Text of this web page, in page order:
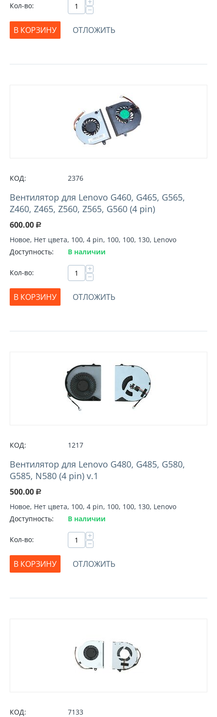
Кол-во:
−
В КОРЗИНУ
ОТЛОЖИТЬ
КОД: 2376
Вентилятор для Lenovo G460, G465, G565,
Z460, Z465, Z560, Z565, G560 (4 pin)
600.00 Р
Новое, Нет цвета, 100, 4 pin, 100, 100, 130, Lenovo
Доступность:
В наличии
Кол-во: +
−
В КОРЗИНУ
ОТЛОЖИТЬ
КОД: 1217
Вентилятор для Lenovo G480, G485, G580,
G585, N580 (4 pin) v.1
500.00 Р
Новое, Нет цвета, 100, 4 pin, 100, 100, 130, Lenovo
Доступность:
В наличии
Кол-во: +
−
В КОРЗИНУ
ОТЛОЖИТЬ
КОД: 7133